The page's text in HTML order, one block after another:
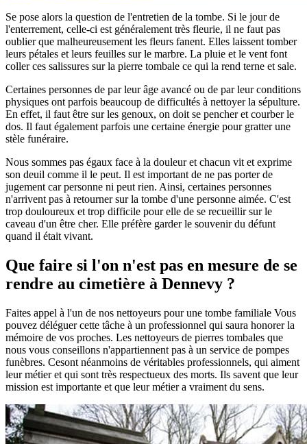
Se pose alors la question de l'entretien de la tombe. Si le jour de
l'enterrement, celle-ci est généralement très fleurie, il ne faut pas
oublier que malheureusement les fleurs fanent. Elles laissent tomber
leurs pétales et leurs feuilles sur le marbre. La pluie et le vent font
coller ces salissures sur la pierre tombale ce qui la rend terne et sale.
Certaines personnes de par leur âge avancé ou de par leur conditions
physiques ont parfois beaucoup de difficultés à nettoyer la sépulture.
En effet, il faut être sur les genoux, on doit se pencher et courber le
dos. Il faut également parfois une certaine énergie pour gratter une
stèle funéraire.
Nous sommes pas égaux face à la douleur et chacun vit et exprime
son deuil comme il le peut. Il est important de ne pas porter de
jugement car personne ni peut rien. Ainsi, certaines personnes
n'arrivent pas à retourner sur la tombe d'une personne aimée. C'est
trop douloureux et trop difficile pour elle de se recueillir sur le
caveau d'un être cher. Elle préfère garder le souvenir du défunt
quand il était vivant.
Que faire si l'on n'est pas en mesure de se
rendre au cimetière à Dennevy ?
Faites appel à l'un de nos nettoyeurs pour une tombe familiale Vous
pouvez déléguer cette tâche à un professionnel qui saura honorer la
mémoire de vos proches. Les nettoyeurs de pierres tombales que
nous vous conseillons n'appartiennent pas à un service de pompes
funèbres. Cesont néanmoins de véritables professionnels, qui aiment
leur métier et qui sont très respectueux des morts. Ils savent que leur
mission est importante et que leur métier a vraiment du sens.